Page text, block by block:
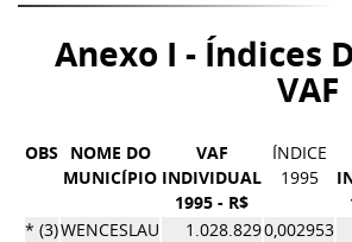
Anexo I - Índices
VAF
OBS NOME DO
MUNICÍPIO
VAF
INDIVIDUAL
1995 - R$
ÍNDICE
1995
* (3)WENCESLAU
1.028.8290,002953